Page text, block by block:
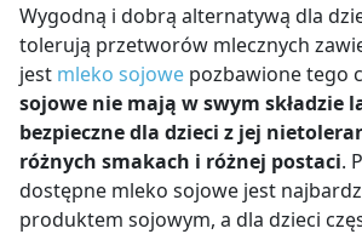
Wygodną i dobrą alternatywą dla
tolerują przetworów mlecznych
jest mleko sojowe pozbawione tego
sojowe nie mają w swym składzie
bezpieczne dla dzieci z jej
różnych smakach i różnej postaci.
dostępne mleko sojowe jest
produktem sojowym, a dla dzieci